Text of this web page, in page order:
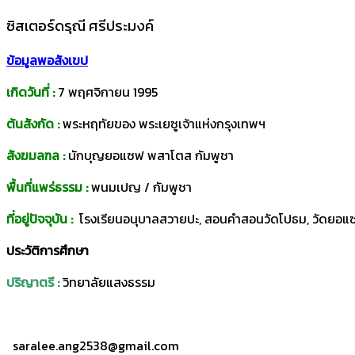
ซิสเตอร์ดรุณี ศรีประมงค์
ข้อมูลพอสังเขป
เกิดวันที่ : 7 พฤศจิกายน 1995
ต้นสังกัด :พระหฤทัยของ พระเยซูเจ้าแห่งกรุงเทพฯ
สังฆมลฑล :นักบุญยอแซฟ พสาโตส กัมพูชา
พื้นที่แพร่ธรรม :พนมเปญ / กัมพูชา
ที่อยู่ปัจจุบัน :โรงเรียนอนุบาลสวายปะ, สอนคำสอนวัดโปธม, วัดยอ
ประวัติการศึกษา
ปริญาตรี :​วิทยาลัยแสงธรรม
saralee.ang2538@gmail.com